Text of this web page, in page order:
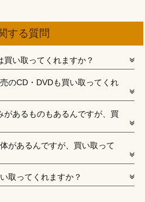
する質問
買い取ってくれますか？
のCD・DVDも買い取ってくれ
があるものもあるんですが、買
があるんですが、買い取って
取ってくれますか？